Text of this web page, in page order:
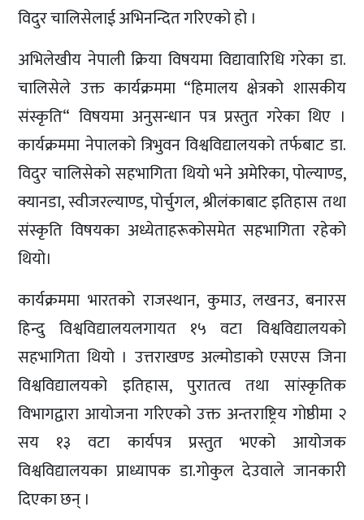
विदुर चालिसेलाई अभिनन्दित गरिएको हो ।
अभिलेखीय नेपाली क्रिया विषयमा विद्यावारिधि गरेका डा.
चालिसेले उक्त कार्यक्रममा “हिमालय क्षेत्रको शासकीय
संस्कृति“ विषयमा अनुसन्धान पत्र प्रस्तुत गरेका थिए ।
कार्यक्रममा नेपालको त्रिभुवन विश्वविद्यालयको तर्फबाट डा.
विदुर चालिसेको सहभागिता थियो भने अमेरिका, पोल्याण्ड,
क्यानडा, स्वीजरल्याण्ड, पोर्चुगल, श्रीलंकाबाट इतिहास तथा
संस्कृति विषयका अध्येताहरूकोसमेत सहभागिता रहेको
थियो।
कार्यक्रममा भारतको राजस्थान, कुमाउ, लखनउ, बनारस
हिन्दु विश्वविद्यालयलगायत १५ वटा विश्वविद्यालयको
सहभागिता थियो । उत्तराखण्ड अल्मोडाको एसएस जिना
विश्वविद्यालयको इतिहास, पुरातत्व तथा सांस्कृतिक
विभागद्वारा आयोजना गरिएको उक्त अन्तराष्ट्रिय गोष्ठीमा २
सय १३ वटा कार्यपत्र प्रस्तुत भएको आयोजक
विश्वविद्यालयका प्राध्यापक डा.गोकुल देउवाले जानकारी
दिएका छन् ।